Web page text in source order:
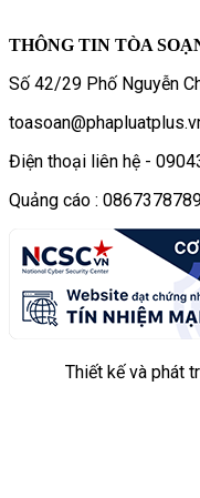
THÔNG TIN TÒA
Số 42/29 Phố Nguyễn
Điện thoại liên hệ -
Quảng cáo :
Thiết kế và phát